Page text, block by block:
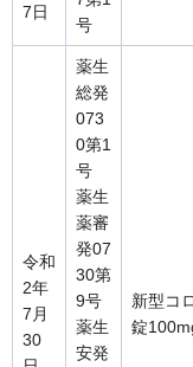
7日
号
令和
2年
7月
30
薬生
総発
073
0第1
号
薬生
薬審
発07
30第
9号
薬生
安発
新型コ
錠